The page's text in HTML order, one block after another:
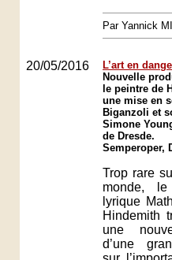
Par Yannick
20/05/2016
L’art en
Nouvelle
le peintre de
une mise en
Biganzoli et
Simone
de Dresde.
Semperoper,
Trop rare
monde,
lyrique
Hindemith
une
d’une